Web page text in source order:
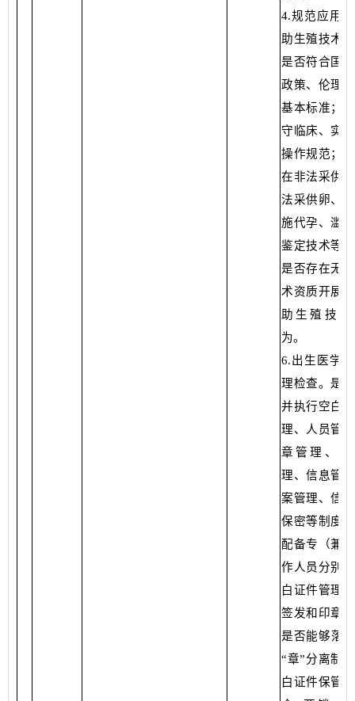
4.规范应用
助生殖技术
是否符合国
政策、伦理
基本标准；
守临床、实
操作规范；
在非法采供
法采供卵、
施代孕、滥
鉴定技术等
是否存在无
术资质开展
助生殖技术
为。
6.出生医学
理检查。是
并执行空白
理、人员管
章管理、废
理、信息管
案管理、信
保密等制度
配备专（兼
作人员分别
白证件管理
签发和印章
是否能够落
“章”分离制
白证件保管